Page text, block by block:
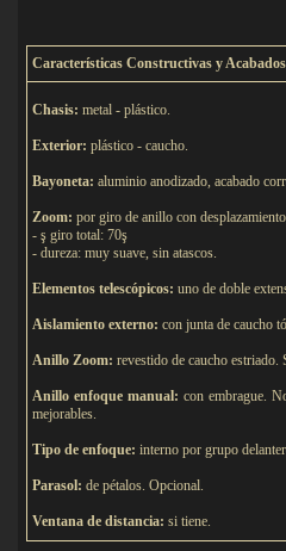
Características Constructivas y
Chasis: metal - plástico.
Exterior: plástico - caucho.
Bayoneta: aluminio anodizado, acabado
Zoom: por giro de anillo con
- ş giro total: 70ş
- dureza: muy suave, sin atascos.
Elementos telescópicos: uno de doble
Aislamiento externo: con junta de caucho
Anillo Zoom: revestido de caucho estriado.
Anillo enfoque manual: con embrague.
mejorables.
Tipo de enfoque: interno por grupo
Parasol: de pétalos. Opcional.
Ventana de distancia: si tiene.